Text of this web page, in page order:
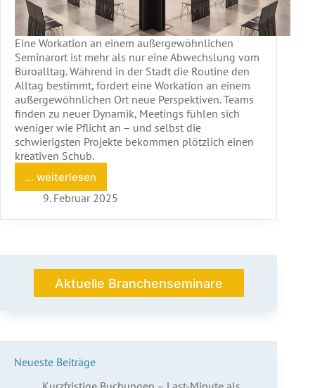
Eine Workation an einem außergewöhnlichen
Seminarort ist mehr als nur eine Abwechslung vom
Büroalltag. Während in der Stadt die Routine den
Alltag bestimmt, fördert eine Workation an einem
außergewöhnlichen Ort neue Perspektiven. Teams
finden zu neuer Dynamik, Meetings fühlen sich
weniger wie Pflicht an – und selbst die
schwierigsten Projekte bekommen plötzlich einen
kreativen Schub.
... weiterlesen
Workation
an
außergewöhnlichen
9. Februar 2025
Aktuelle Branchenseminare
Neueste Beiträge